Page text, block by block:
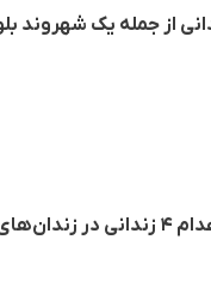
و زنجان